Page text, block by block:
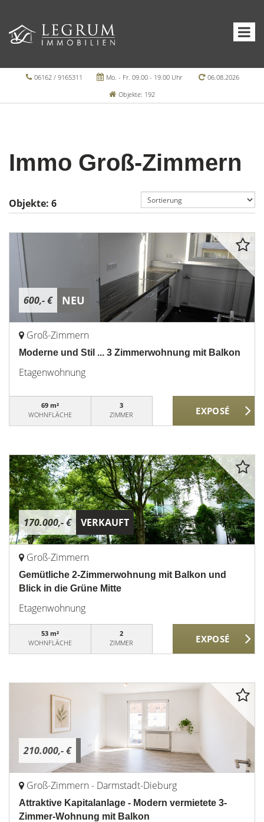
06162 / 9165311 Mo. - Fr. 09.00 - 19.00 Uhr
06.08.2026
Objekte: 192
Immo Groß-Zimmern
Objekte: 6
600,- € NEU
Groß-Zimmern
Moderne und Stil ... 3 Zimmerwohnung mit Balkon
Etagenwohnung
69 m²
WOHNFLÄCHE
3
ZIMMER
170.000,- € VERKAUFT
Groß-Zimmern
Gemütliche 2-Zimmerwohnung mit Balkon und
Blick in die Grüne Mitte
Etagenwohnung
53 m²
WOHNFLÄCHE
2
ZIMMER
210.000,- €
Groß-Zimmern - Darmstadt-Dieburg
Attraktive Kapitalanlage - Modern vermietete 3-
Zimmer-Wohnung mit Balkon